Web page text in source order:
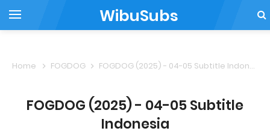
WibuSubs
Home FOGDOG FOGDOG (2025) - 04-05 Subtitle Indonesia
FOGDOG (2025) - 04-05 Subtitle
Indonesia